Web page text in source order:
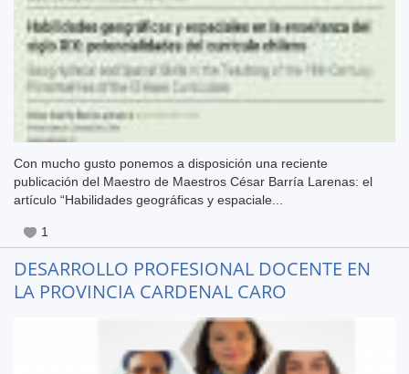
Con mucho gusto ponemos a disposición una reciente
publicación del Maestro de Maestros César Barría Larenas: el
artículo “Habilidades geográficas y espaciale...
1
DESARROLLO PROFESIONAL DOCENTE EN
LA PROVINCIA CARDENAL CARO